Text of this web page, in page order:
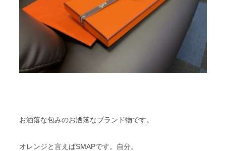
お洒落な包みのお洒落なブランド物です。
オレンジと言えばSMAPです。自分。